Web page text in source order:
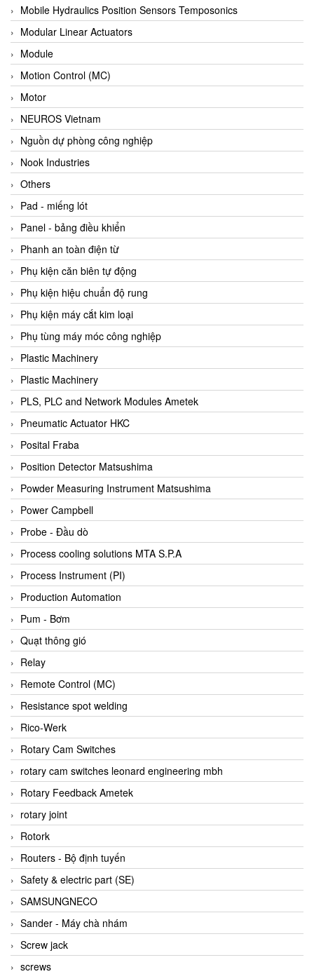
BBC Bircher Smart Access
BCS ITALY
BEA SENSORS
Beacon Extender
Beckhoff
Bedook
Bei Sensor
Beijer
Beinlich-pumps
Beka
BEKO
Belimo
Benetech Vietnam
Bently Nevada
Bentone Vietnam
Bernstein Vietnam
Berthold
Bestech
Bestech
BETA
Bifold
Bihl+wiedemann
Bihl+wiedemann
Bilz
Binder Connector
Biotech
BirdX Vietnam
BK Vibro
Black Box
BlackBox Vietnam
BLAGDON PUMP
Bloom Engineering
Boneng
Bopp & Reuther Messtechnik
Bosch
Boydcorp
BRAUN Vietnam
Brinkmann Pumpen
BRONKHORST
Brook Instrument
Brooks Instrument Vietnam
Buhler
BURLING INSTRUMENTS
Burster
BUSCHJOST
Mobile Hydraulics Position Sensors Temposonics
Modular Linear Actuators
Module
Motion Control (MC)
Motor
NEUROS Vietnam
Nguồn dự phòng công nghiệp
Nook Industries
Others
Pad - miếng lót
Panel - bảng điều khiển
Phanh an toàn điện từ
Phụ kiện căn biên tự động
Phụ kiện hiệu chuẩn độ rung
Phụ kiện máy cắt kim loại
Phụ tùng máy móc công nghiệp
Plastic Machinery
Plastic Machinery
PLS, PLC and Network Modules Ametek
Pneumatic Actuator HKC
Posital Fraba
Position Detector Matsushima
Powder Measuring Instrument Matsushima
Power Campbell
Probe - Đầu dò
Process cooling solutions MTA S.P.A
Process Instrument (PI)
Production Automation
Pum - Bơm
Quạt thông gió
Relay
Remote Control (MC)
Resistance spot welding
Rico-Werk
Rotary Cam Switches
rotary cam switches leonard engineering mbh
Rotary Feedback Ametek
rotary joint
Rotork
Routers - Bộ định tuyến
Safety & electric part (SE)
SAMSUNGNECO
Sander - Máy chà nhám
Screw jack
screws